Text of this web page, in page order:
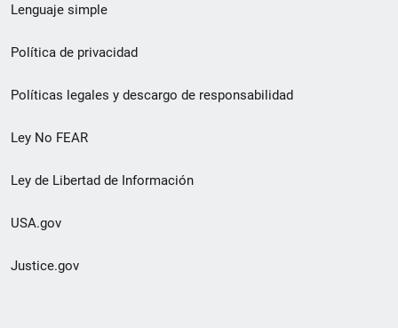
de
pie
de
página
Lenguaje simple
Política de privacidad
Políticas legales y descargo de responsabilidad
Ley No FEAR
Ley de Libertad de Información
USA.gov
Justice.gov